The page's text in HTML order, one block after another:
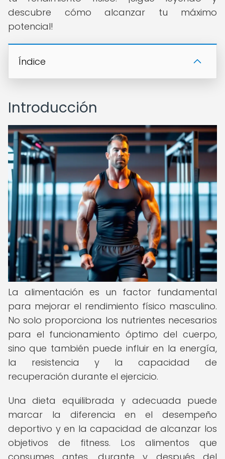
descubre cómo alcanzar tu máximo
potencial!
Índice
Introducción
La alimentación es un factor fundamental
para mejorar el rendimiento físico masculino.
No solo proporciona los nutrientes necesarios
para el funcionamiento óptimo del cuerpo,
sino que también puede influir en la energía,
la resistencia y la capacidad de
recuperación durante el ejercicio.
Una dieta equilibrada y adecuada puede
marcar la diferencia en el desempeño
deportivo y en la capacidad de alcanzar los
objetivos de fitness. Los alimentos que